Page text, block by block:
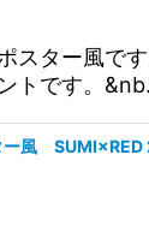
スター風で
トです。
ー風